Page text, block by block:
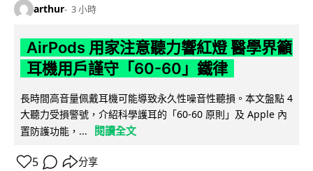
arthur 3 小時
AirPods 用家注意聽力響紅燈 醫學界籲
耳機用戶謹守「60-60」鐵律
長時間高音量佩戴耳機可能導致永久性噪音性聽損。本文盤點 4
大聽力受損警號，介紹科學護耳的「60-60 原則」及 Apple 內
置防護功能，...
閱讀全文
5 分享